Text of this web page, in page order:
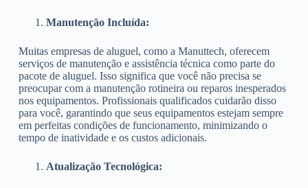
Manutenção Incluída:
Muitas empresas de aluguel, como a Manuttech, oferecem
serviços de manutenção e assistência técnica como parte do
pacote de aluguel. Isso significa que você não precisa se
preocupar com a manutenção rotineira ou reparos inesperados
nos equipamentos. Profissionais qualificados cuidarão disso
para você, garantindo que seus equipamentos estejam sempre
em perfeitas condições de funcionamento, minimizando o
tempo de inatividade e os custos adicionais.
Atualização Tecnológica: